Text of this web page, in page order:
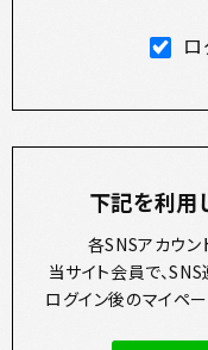
下記を利用
各SNSアカウン
当サイト会員で、
ログイン後のマイペ